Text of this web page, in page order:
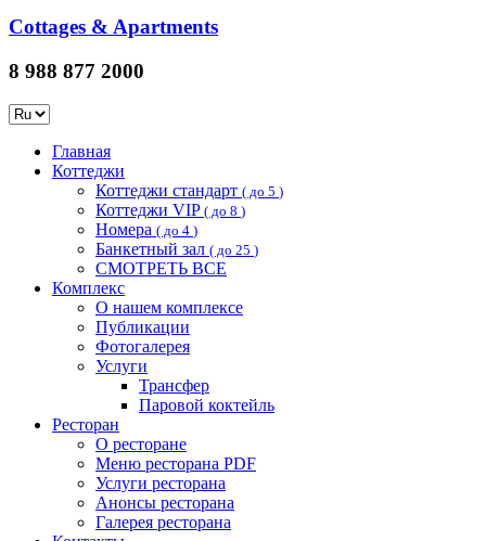
Сottages & Apartments
8 988 877 2000
Главная
Коттеджи
Коттеджи стандарт ( до 5 )
Коттеджи VIP ( до 8 )
Номера ( до 4 )
Банкетный зал ( до 25 )
СМОТРЕТЬ ВСЕ
Комплекс
О нашем комплексе
Публикации
Фотогалерея
Услуги
Трансфер
Паровой коктейль
Ресторан
О ресторане
Меню ресторана PDF
Услуги ресторана
Анонсы ресторана
Галерея ресторана